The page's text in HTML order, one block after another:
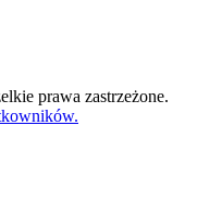
prawa zastrzeżone.